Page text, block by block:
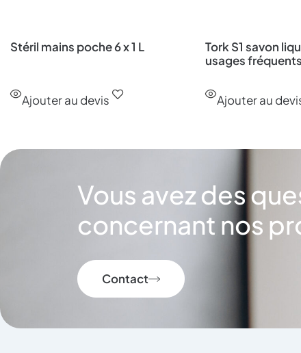
Stéril mains poche 6 x 1 L
Ajouter au devis
Tork S1 savon
usages
Ajouter au
Vous avez des
concernant nos
Contact